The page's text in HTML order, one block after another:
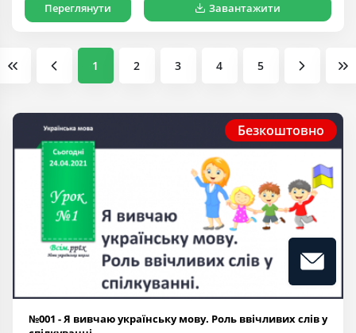
Переглянути Завантажити
1 2 3 4 5
Безкоштовно
№001 - Я вивчаю українську мову. Роль ввічливих слів у